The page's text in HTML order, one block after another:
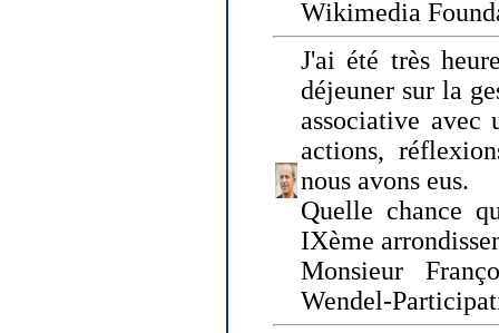
Wikimedia
J'ai été très
déjeuner sur la
associative avec
actions,
nous avons eus.
Quelle chance
IXème
Monsieur
Wendel-